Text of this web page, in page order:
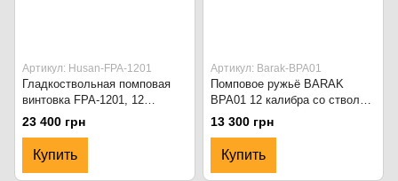
Артикул: Husan-FPA-1201
Гладкоствольная помповая
винтовка FPA-1201, 12
калибра, ствол 50 см. Чёрный
23 400 грн
Купить
Артикул: Barak-BPA01
Помповое ружьё BARAK
BPA01 12 калибра со стволом
20 дюймов. Чёрный
13 300 грн
Купить